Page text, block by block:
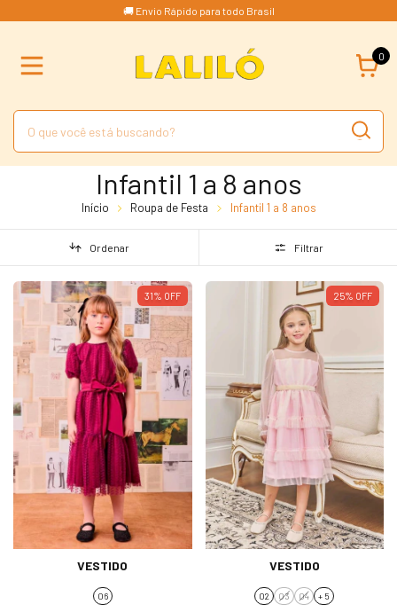
🚚 Envio Rápido para todo Brasil
0
Infantil 1 a 8 anos
Início Roupa de Festa Infantil 1 a 8 anos
Ordenar Filtrar
31% OFF
VESTIDO
06
25% OFF
VESTIDO
02 03 04 + 5